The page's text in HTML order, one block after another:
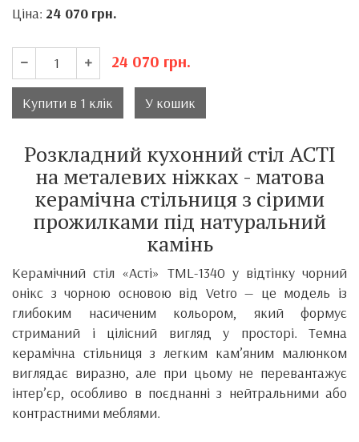
Ціна: 24 070 грн.
24 070 грн.
Купити в 1 клік У кошик
Розкладний кухонний стіл АСТІ
на металевих ніжках - матова
керамічна стільниця з сірими
прожилками під натуральний
камінь
Керамічний стіл «Асті» TML-1340 у відтінку чорний
онікс з чорною основою від Vetro — це модель із
глибоким насиченим кольором, який формує
стриманий і цілісний вигляд у просторі. Темна
керамічна стільниця з легким кам’яним малюнком
виглядає виразно, але при цьому не перевантажує
інтер’єр, особливо в поєднанні з нейтральними або
контрастними меблями.